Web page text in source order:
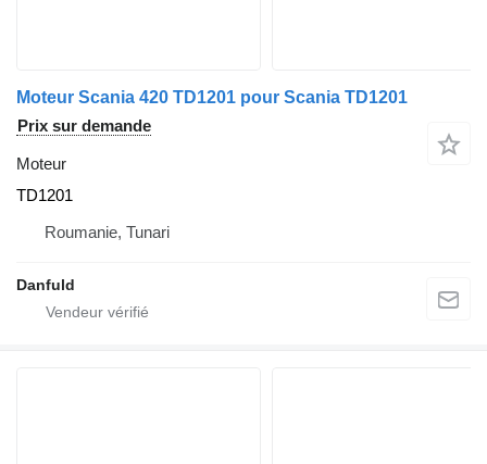
Moteur Scania 420 TD1201 pour Scania TD1201
Prix sur demande
Moteur
TD1201
Roumanie, Tunari
Danfuld